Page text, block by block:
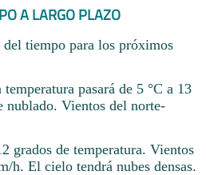
A LARGO PLAZO
tiempo para los próximos
pasará de 5 °C a 13
nublado. Vientos del norte-
grados de temperatura. Vientos
h. El cielo tendrá nubes densas.